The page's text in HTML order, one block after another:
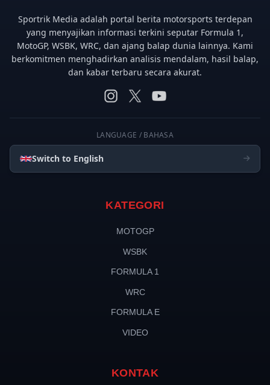
Sportrik Media adalah portal berita motorsports terdepan
yang menyajikan informasi terkini seputar Formula 1,
MotoGP, WSBK, WRC, dan ajang balap dunia lainnya. Kami
berkomitmen menghadirkan analisis mendalam, hasil balap,
dan kabar terbaru secara akurat.
LANGUAGE / BAHASA
Switch to English
KATEGORI
MOTOGP
WSBK
FORMULA 1
WRC
FORMULA E
VIDEO
KONTAK